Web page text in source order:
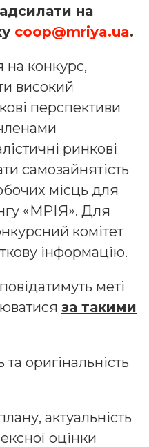
на
coop@mriya.ua.
конкурс,
високий
перспективи
ринкові
самозайнятість
місць для
«МРІЯ». Для
комітет
інформацію.
меті
за такими
оригінальність
актуальність
оцінки